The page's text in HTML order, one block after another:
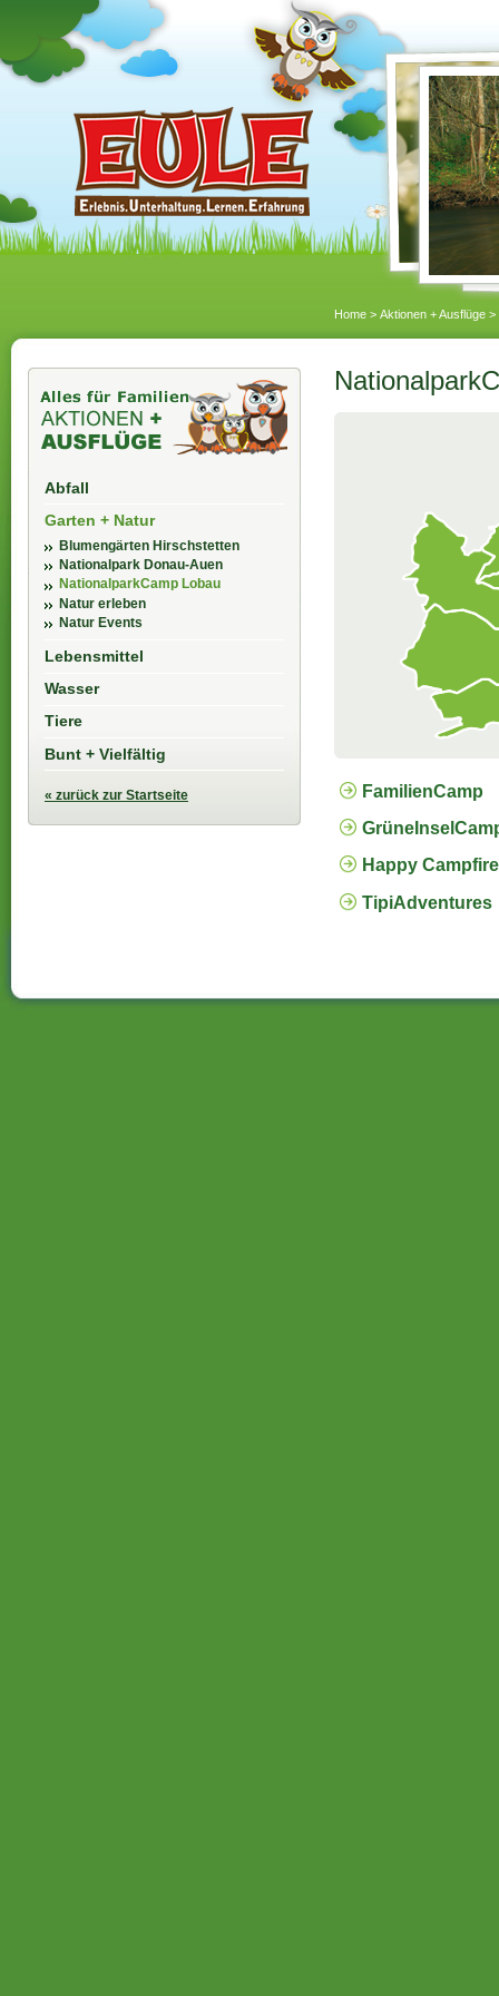
Home > Aktionen + Ausflüge >
FamilienCamp
Happy
TipiAdventures
Abfall
Garten + Natur
Blumengärten Hirschstetten
Nationalpark Donau-Auen
NationalparkCamp Lobau
Natur erleben
Natur Events
Lebensmittel
Wasser
Tiere
Bunt + Vielfältig
« zurück zur Startseite